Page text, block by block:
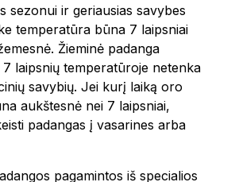
sezonui ir geriausias savybes
temperatūra būna 7 laipsniai
Žieminė padanga
laipsnių temperatūroje netenka
savybių. Jei kurį laiką oro
aukštesnė nei 7 laipsniai,
padangas į vasarines arba
pagamintos iš specialios